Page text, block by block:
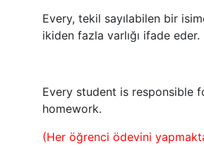
Every, tekil sayılabilen bir
ikiden fazla varlığı ifade eder.
Every student is responsible
homework.
(Her öğrenci ödevini